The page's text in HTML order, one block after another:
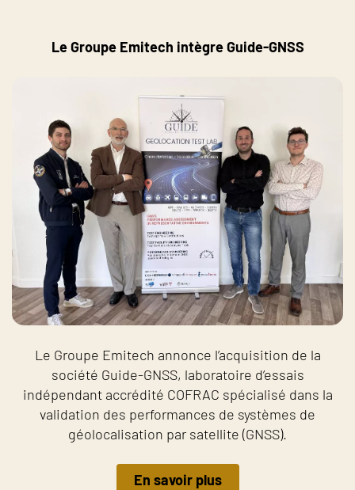
Le Groupe Emitech intègre Guide-GNSS
Le Groupe Emitech annonce l’acquisition de la
société Guide-GNSS, laboratoire d’essais
indépendant accrédité COFRAC spécialisé dans la
validation des performances de systèmes de
géolocalisation par satellite (GNSS).
En savoir plus